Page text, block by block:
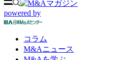
powered by
コラム
M&Aニュース